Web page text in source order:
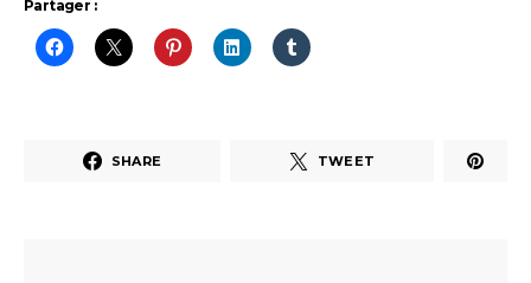
Partager :
SHARE TWEET